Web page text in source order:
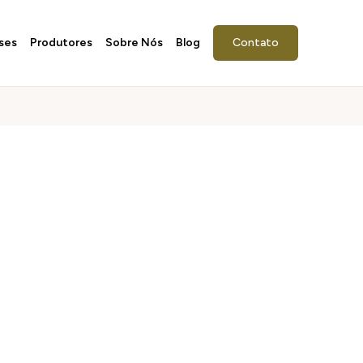
Produtores Sobre Nós Blog Contato